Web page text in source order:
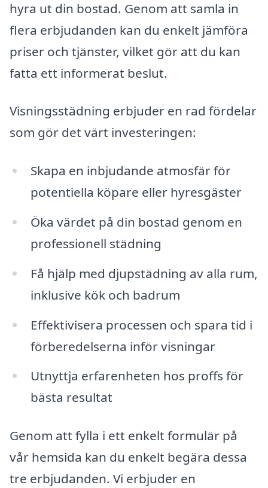
hyra ut din bostad. Genom att samla in
flera erbjudanden kan du enkelt jämföra
priser och tjänster, vilket gör att du kan
fatta ett informerat beslut.
Visningsstädning erbjuder en rad fördelar
som gör det värt investeringen:
Skapa en inbjudande atmosfär för
potentiella köpare eller hyresgäster
Öka värdet på din bostad genom en
professionell städning
Få hjälp med djupstädning av alla rum,
inklusive kök och badrum
Effektivisera processen och spara tid i
förberedelserna inför visningar
Utnyttja erfarenheten hos proffs för
bästa resultat
Genom att fylla i ett enkelt formulär på
vår hemsida kan du enkelt begära dessa
tre erbjudanden. Vi erbjuder en